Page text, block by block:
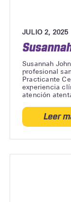
JULIO 2, 2025
Susannah
profesional
Practicante
experiencia
atención
Leer